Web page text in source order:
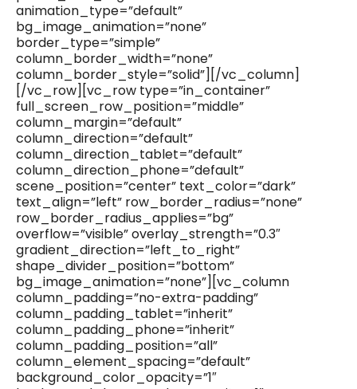
animation_type=”default”
bg_image_animation=”none”
border_type=”simple”
column_border_width=”none”
column_border_style=”solid”][/vc_column]
[/vc_row][vc_row type=”in_container”
full_screen_row_position=”middle”
column_margin=”default”
column_direction=”default”
column_direction_tablet=”default”
column_direction_phone=”default”
scene_position=”center” text_color=”dark”
text_align=”left” row_border_radius=”none”
row_border_radius_applies=”bg”
overflow=”visible” overlay_strength=”0.3″
gradient_direction=”left_to_right”
shape_divider_position=”bottom”
bg_image_animation=”none”][vc_column
column_padding=”no-extra-padding”
column_padding_tablet=”inherit”
column_padding_phone=”inherit”
column_padding_position=”all”
column_element_spacing=”default”
background_color_opacity=”1″